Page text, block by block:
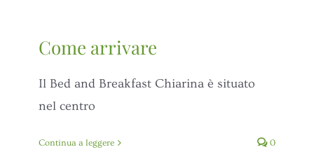
Come arrivare
Il Bed and Breakfast Chiarina è situato
nel centro
Continua a leggere 0